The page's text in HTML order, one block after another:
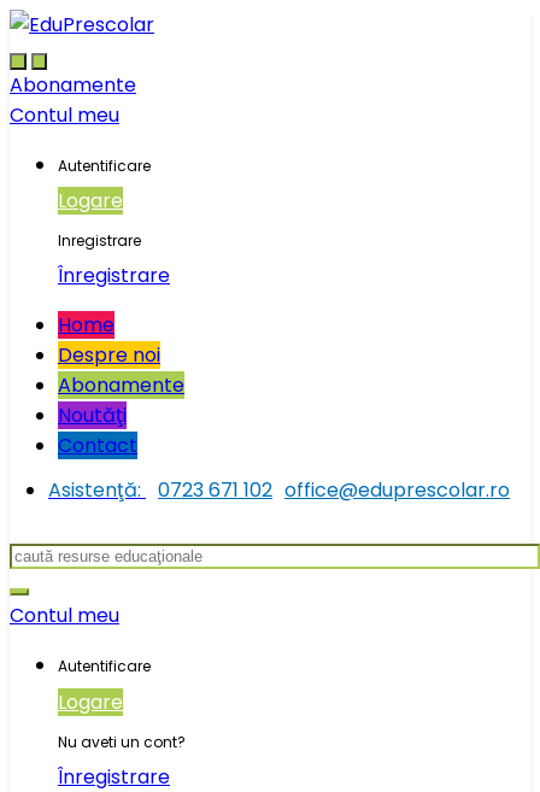
Skip
to
navigation
Skip
to
content
Abonamente
Contul meu
Autentificare
Logare
Inregistrare
Înregistrare
Home
Despre noi
Abonamente
Noutăţi
Contact
Asistenţă:
0723 671 102 office@eduprescolar.ro
Search
for:
Contul meu
Autentificare
Logare
Nu aveti un cont?
Înregistrare